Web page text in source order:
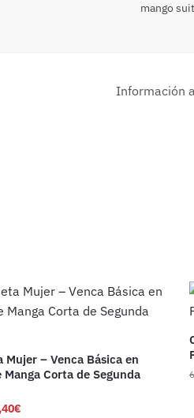
mango
Información
Mujer – Venca Básica en
Manga Corta de Segunda
€